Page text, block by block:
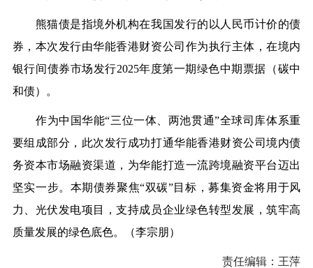
熊猫债是指境外机构在我国发行的以人民币计价的债
券，本次发行由华能香港财资公司作为执行主体，在境内
银行间债券市场发行2025年度第一期绿色中期票据（碳中
和债）。
作为中国华能“三位一体、两池贯通”全球司库体系重
要组成部分，此次发行成功打通华能香港财资公司境内债
务资本市场融资渠道，为华能打造一流跨境融资平台迈出
坚实一步。本期债券聚焦“双碳”目标，募集资金将用于风
力、光伏发电项目，支持成员企业绿色转型发展，筑牢高
质量发展的绿色底色。（李宗朋）
责任编辑：王萍